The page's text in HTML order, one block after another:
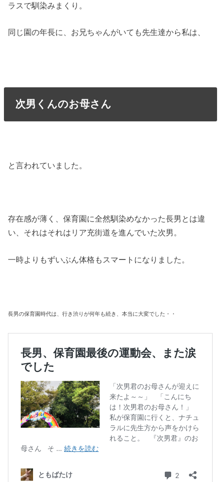
ラスで馴染みまくり。
同じ園の年長に、お兄ちゃんがいても先生達から私は、
次男くんのお母さん
と言われていました。
存在感が薄く、保育園に全然馴染めなかった長男とは違
い、それはそれはリア充街道を進んでいた次男。
一時よりもずいぶん体格もスマートになりました。
長男の保育園時代は、行き渋りが何年も続き、本当に大変でした・・